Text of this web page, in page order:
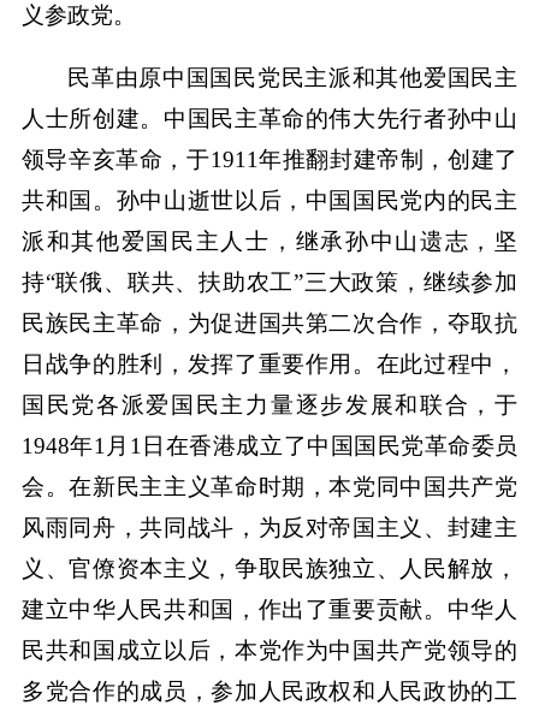
义参政党。
民革由原中国国民党民主派和其他爱国民主
人士所创建。中国民主革命的伟大先行者孙中山
领导辛亥革命，于1911年推翻封建帝制，创建了
共和国。孙中山逝世以后，中国国民党内的民主
派和其他爱国民主人士，继承孙中山遗志，坚
持“联俄、联共、扶助农工”三大政策，继续参加
民族民主革命，为促进国共第二次合作，夺取抗
日战争的胜利，发挥了重要作用。在此过程中，
国民党各派爱国民主力量逐步发展和联合，于
1948年1月1日在香港成立了中国国民党革命委员
会。在新民主主义革命时期，本党同中国共产党
风雨同舟，共同战斗，为反对帝国主义、封建主
义、官僚资本主义，争取民族独立、人民解放，
建立中华人民共和国，作出了重要贡献。中华人
民共和国成立以后，本党作为中国共产党领导的
多党合作的成员，参加人民政权和人民政协的工